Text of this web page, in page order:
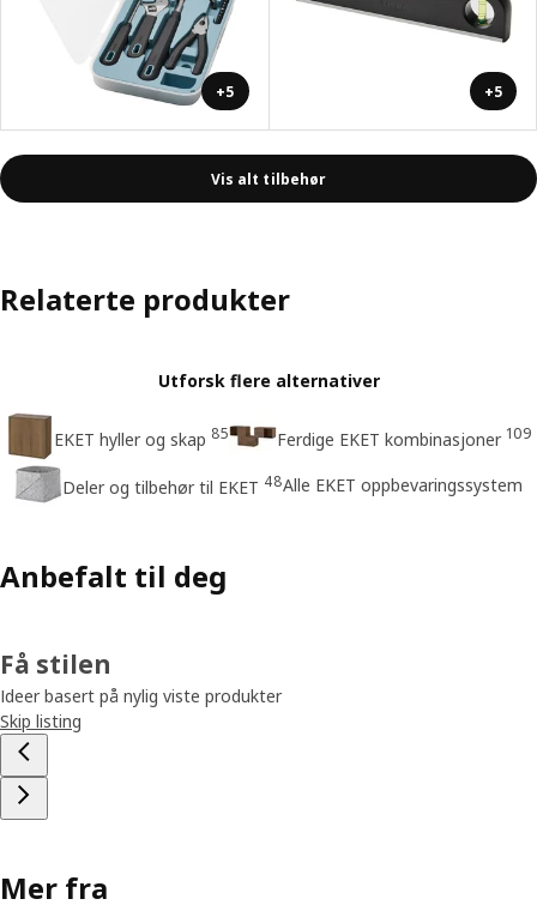
+5 +5
Vis alt tilbehør
Relaterte produkter
Utforsk flere alternativer
EKET hyller og skap 85 Ferdige EKET kombinasjoner 109
Deler og tilbehør til EKET 48Alle EKET oppbevaringssystem
Anbefalt til deg
Få stilen
Ideer basert på nylig viste produkter
Skip listing
Mer fra